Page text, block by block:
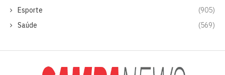
Esporte
(905)
Saúde
(569)